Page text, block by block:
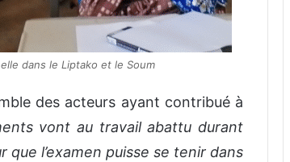
dans le Liptako et le Soum
des acteurs ayant contribué à
vont au travail abattu durant
que l’examen puisse se tenir dans